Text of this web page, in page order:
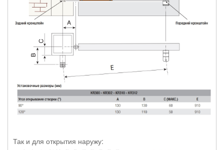
Так и для открытия наружу: